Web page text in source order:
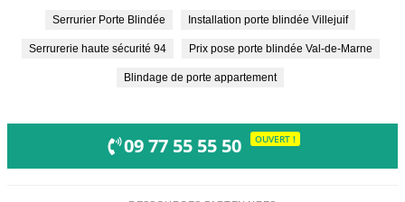
Serrurier Porte Blindée Installation porte blindée Villejuif
Serrurerie haute sécurité 94 Prix pose porte blindée Val-de-Marne
Blindage de porte appartement
09 77 55 55 50 OUVERT !